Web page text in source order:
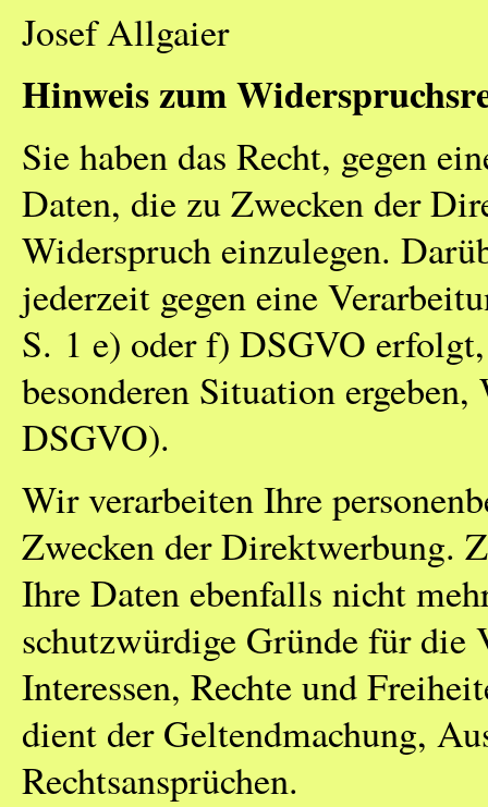
Josef Allgaier
Hinweis zum
Sie haben das Recht, gegen
Daten, die zu Zwecken der
Widerspruch einzulegen.
jederzeit gegen eine
S. 1 e) oder f) DSGVO
besonderen Situation
DSGVO).
Wir verarbeiten Ihre
Zwecken der Direktwerbung.
Ihre Daten ebenfalls nicht
schutzwürdige Gründe für die
Interessen, Rechte und
dient der Geltendmachung,
Rechtsansprüchen.